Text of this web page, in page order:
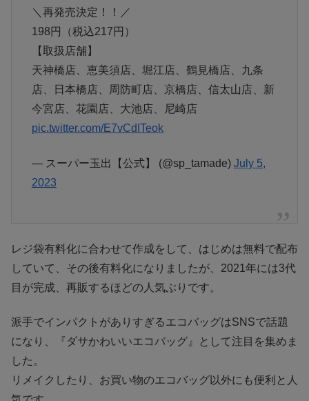
＼再発売決定！！／
198円（税込217円）
【取扱店舗】
天神橋店、恵美須店、堀江店、鶴見橋店、九条
店、日本橋店、周防町店、京橋店、信太山店、新
今宮店、花園店、大池店、尼崎店
pic.twitter.com/E7vCdITeok
— スーパー玉出【公式】 (@sp_tamade) July 5,
2023
レジ袋有料化に合わせて作成をして、はじめは無料で配布
していて、その後有料化になりましたが、2021年には3代
目が完成、再販するほどの人気ぶりです。
派手でインパクトがありすぎるエコバッグはSNSで話題
になり、『ダサかわいいエコバッグ』として注目を集めま
した。
リメイクしたり、お買い物のエコバッグ以外にも便利と人